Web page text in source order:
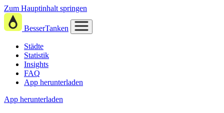
Zum Hauptinhalt springen
BesserTanken
Städte
Statistik
Insights
FAQ
App herunterladen
App herunterladen